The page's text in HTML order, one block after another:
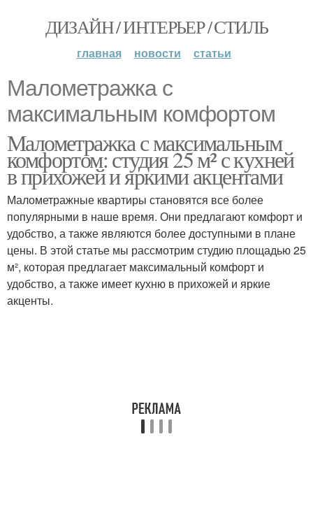
ДИЗАЙН / ИНТЕРЬЕР / СТИЛЬ
главная новости статьи
Малометражка с
максимальным комфортом
Малометражка с максимальным
комфортом: студия 25 м² с кухней
в прихожей и яркими акцентами
Малометражные квартиры становятся все более
популярными в наше время. Они предлагают комфорт и
удобство, а также являются более доступными в плане
цены. В этой статье мы рассмотрим студию площадью 25
м², которая предлагает максимальный комфорт и
удобство, а также имеет кухню в прихожей и яркие
акценты.